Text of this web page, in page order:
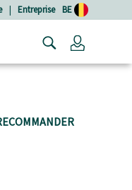
| Entreprise BE